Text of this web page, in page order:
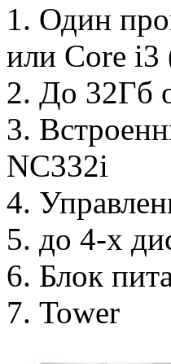
1. Один
или Core
2. До 32Гб
3.
NC332i
4.
5. до 4-х
6. Блок
7. Tower